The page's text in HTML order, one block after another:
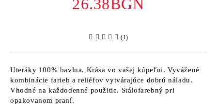
26.38BGN
(1)
Uteráky 100% bavlna. Krása vo vašej kúpeľni. Vyvážené
kombinácie farieb a reliéfov vytvárajúce dobrú náladu.
Vhodné na každodenné použitie. Stálofarebný pri
opakovanom praní.